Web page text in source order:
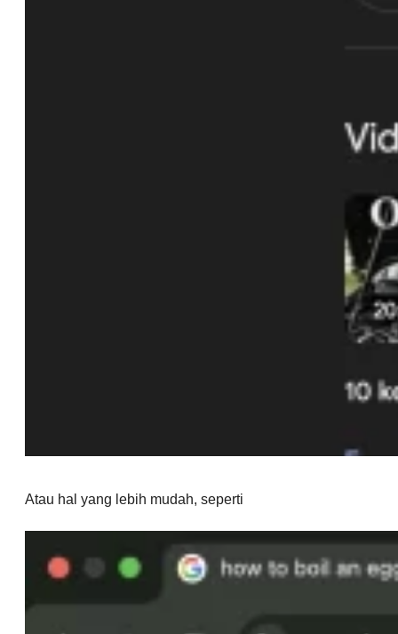
Atau hal yang lebih mudah, seperti